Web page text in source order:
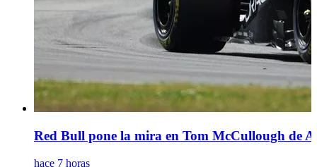
Red Bull pone la mira en Tom McCullough de
hace 7 horas